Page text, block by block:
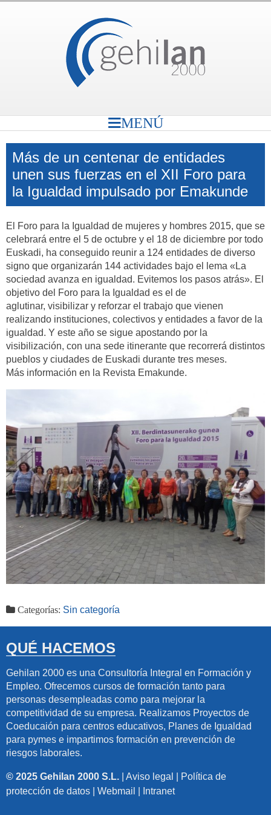
MENÚ
Más de un centenar de entidades
unen sus fuerzas en el XII Foro para
la Igualdad impulsado por Emakunde
El Foro para la Igualdad de mujeres y hombres 2015, que se
celebrará entre el 5 de octubre y el 18 de diciembre por todo
Euskadi, ha conseguido reunir a 124 entidades de diverso
signo que organizarán 144 actividades bajo el lema «La
sociedad avanza en igualdad. Evitemos los pasos atrás». El
objetivo del Foro para la Igualdad es el de
aglutinar, visibilizar y reforzar el trabajo que vienen
realizando instituciones, colectivos y entidades a favor de la
igualdad. Y este año se sigue apostando por la
visibilización, con una sede itinerante que recorrerá distintos
pueblos y ciudades de Euskadi durante tres meses.
Más información en la Revista Emakunde.
Categorías: Sin categoría
QUÉ HACEMOS
Gehilan 2000 es una Consultoría Integral en Formación y
Empleo. Ofrecemos cursos de formación tanto para
personas desempleadas como para mejorar la
competitividad de su empresa. Realizamos Proyectos de
Coeducaión para centros educativos, Planes de Igualdad
para pymes e impartimos formación en prevención de
riesgos laborales.
© 2025 Gehilan 2000 S.L. Aviso legal
Política de
protección de datos
Webmail Intranet